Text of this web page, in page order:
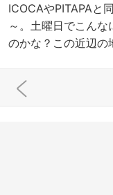
ICOCAやPITAPAと
～。土曜日でこん
のかな？この近辺の